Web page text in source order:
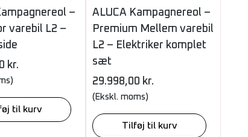
–
varebil L2 –
kr.
til kurv
ALUCA Kampagnereol –
Premium Mellem varebil
L2 – Elektriker komplet
sæt
29.998,00 kr.
(Ekskl. moms)
Tilføj til kurv